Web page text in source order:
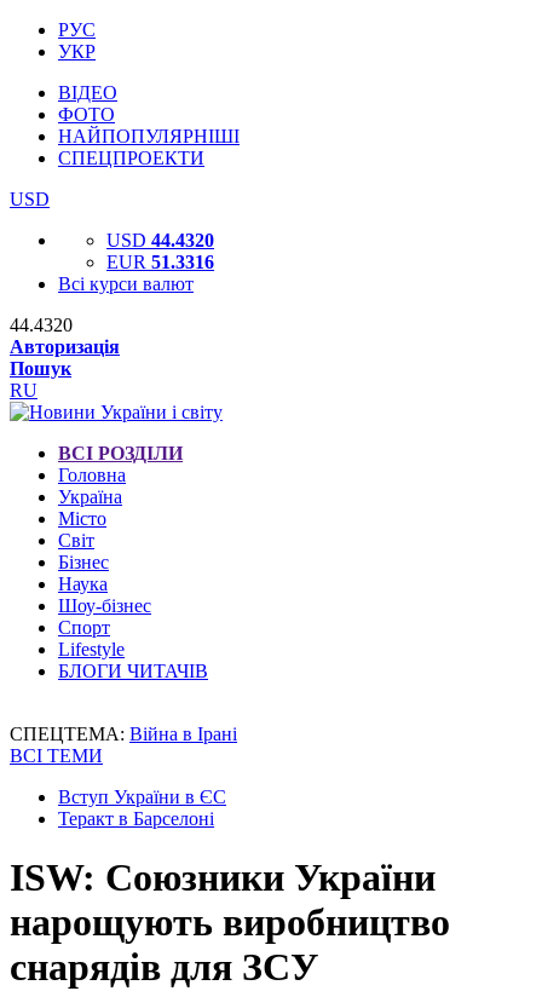
РУС
УКР
ВІДЕО
ФОТО
НАЙПОПУЛЯРНІШІ
СПЕЦПРОЕКТИ
USD
USD 44.4320
EUR 51.3316
Всі курси валют
44.4320
Авторизація
Пошук
RU
ВСІ РОЗДІЛИ
Головна
Україна
Місто
Світ
Бізнес
Наука
Шоу-бізнес
Спорт
Lifestyle
БЛОГИ ЧИТАЧІВ
СПЕЦТЕМА: Війна в Ірані
ВСІ ТЕМИ
Вступ України в ЄС
Теракт в Барселоні
ISW: Союзники України
нарощують виробництво
снарядів для ЗСУ